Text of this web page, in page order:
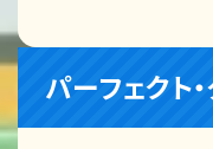
パーフェクト